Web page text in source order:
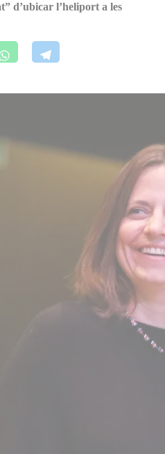
d’ubicar l’heliport a les